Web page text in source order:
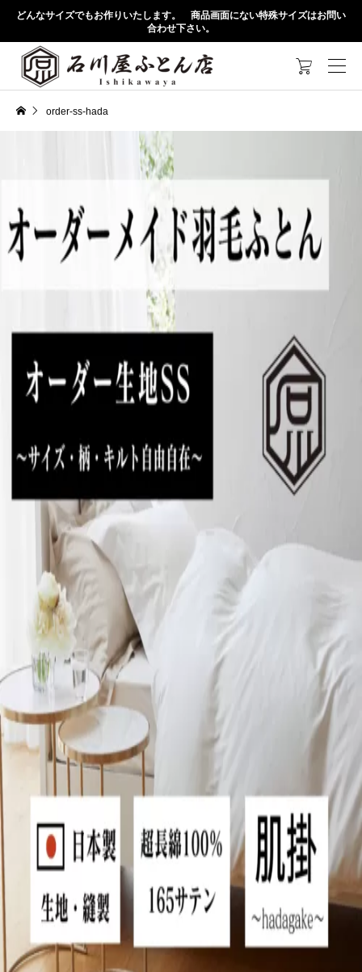
どんなサイズでもお作りいたします。 商品画面にない特殊サイズはお問い
合わせ下さい。

order-ss-hada